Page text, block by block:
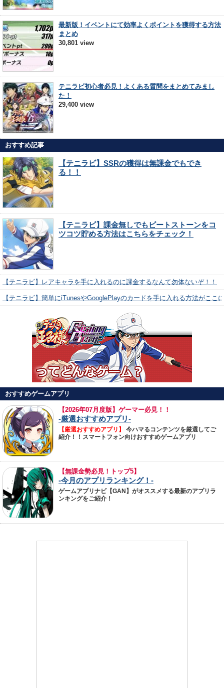
最新版！イベントにて効率よくポイントを獲得する方法
まとめ
30,801 view
テニラビ初心者必見！よくある質問をまとめてみまし
た！
29,400 view
おすすめ記事
【テニラビ】SSRの獲得は無課金でもでき
る！！
【テニラビ】課金無しでもビートストーンをコ
ツコツ貯める方法はこちらをチェック！
【テニラビ】レアキャラを手に入れるのに課金するなんて勿体ないぞ！！
【テニラビ】簡単にiTunesやGooglePlayのカードを手に入れる方法がここ
おすすめゲームアプリ
【2026年07月度版】ゲーマー必見！！
-厳選おすすめアプリ-
【厳選おすすめアプリ】
今ハマるコンテンツを厳選してご
紹介！！スマートフォン向けおすすめゲームアプリ
【無課金勢必見！トップ5】
-今月のアプリランキング！-
ゲームアプリナビ【GAN】がオススメする最新のアプリラ
ンキングをご紹介！